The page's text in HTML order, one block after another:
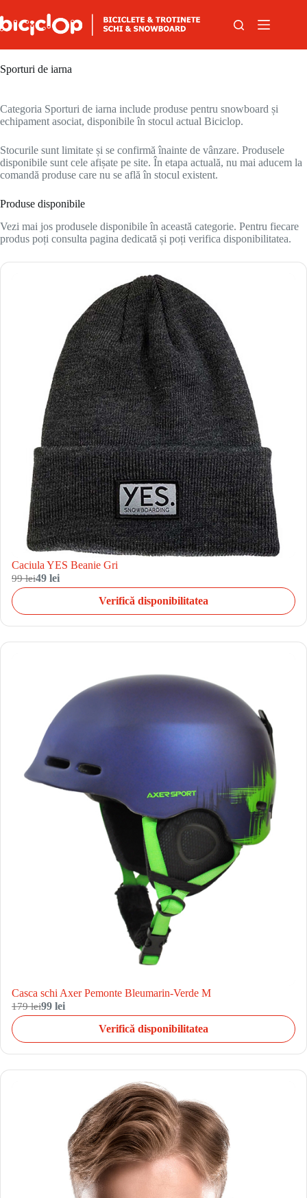
Sporturi de iarna
Categoria Sporturi de iarna include produse pentru snowboard și
echipament asociat, disponibile în stocul actual Biciclop.
Stocurile sunt limitate și se confirmă înainte de vânzare. Produsele
disponibile sunt cele afișate pe site. În etapa actuală, nu mai aducem la
comandă produse care nu se află în stocul existent.
Produse disponibile
Vezi mai jos produsele disponibile în această categorie. Pentru fiecare
produs poți consulta pagina dedicată și poți verifica disponibilitatea.
Caciula YES Beanie Gri
99 lei49 lei
Verifică disponibilitatea
Casca schi Axer Pemonte Bleumarin-Verde M
179 lei99 lei
Verifică disponibilitatea